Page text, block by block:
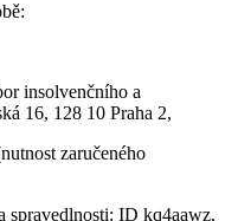
insolvenčního a
16, 128 10 Praha 2,
zaručeného
spravedlnosti: ID kq4aawz,